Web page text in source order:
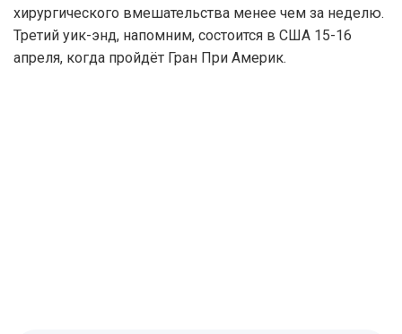
хирургического вмешательства менее чем за неделю.
Третий уик-энд, напомним, состоится в США 15-16
апреля, когда пройдёт Гран При Америк.